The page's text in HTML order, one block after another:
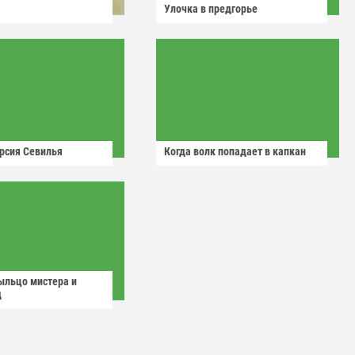
Улочка в предгорье
Севилья Когда волк попадает в капкан
мистера и